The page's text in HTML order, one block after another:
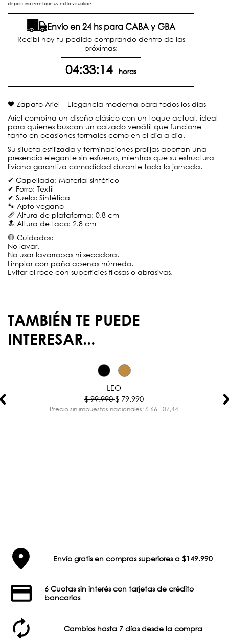
dispositivo en el que usted lo visualice.
Envío en 24 hs para CABA y GBA
Recibí hoy tu pedido comprando dentro de las
próximas:
04:33:14 horas
🖤 Zapato Ariel – Elegancia moderna para todos los días
Ariel combina un diseño clásico con un toque actual, ideal
para quienes buscan un calzado versátil que funcione
tanto en ocasiones formales como en el día a día.
Su silueta estilizada y terminaciones prolijas aportan una
presencia elegante sin esfuerzo, mientras que su estructura
liviana garantiza comodidad durante toda la jornada.
✔ Capellada: Material sintético
✔ Forro: Textil
✔ Suela: Sintética
🐾 Apto vegano
📏 Altura de plataforma: 0.8 cm
🔝 Altura de taco: 2.8 cm
🛑 Cuidados:
No lavar.
No usar lavarropas ni secadora.
Limpiar con paño apenas húmedo.
Evitar el roce con superficies filosas o abrasivas.
TAMBIÉN TE PUEDE
INTERESAR...
LEO
$ 99.990$ 79.990
Precio sin impuestos nacionales: $ 66.107,44
Envío gratis en compras superiores a $149.990
6 Cuotas sin interés con tarjetas de crédito
bancarias
Cambios hasta 7 días desde la compra